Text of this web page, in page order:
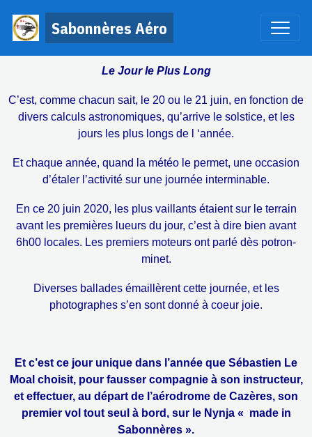
Sabonnères Aéro
Le Jour le Plus Long
C’est, comme chacun sait, le 20 ou le 21 juin, en fonction de
divers calculs astronomiques, qu’arrive le solstice, et les
jours les plus longs de l ‘année.
Et chaque année, quand la météo le permet, une occasion
d’étaler l’activité sur une journée interminable.
En ce 20 juin 2020, les plus vaillants étaient sur le terrain
avant les premières lueurs du jour, c’est à dire bien avant
6h00 locales. Les premiers moteurs ont parlé dès potron-
minet.
Diverses ballades émaillèrent cette journée, et les
photographes s’en sont donné à coeur joie.
Et c’est ce jour unique dans l’année que Sébastien Le
Moal choisit, pour fausser compagnie à son instructeur,
et effectuer, au départ de l’aérodrome de Cazères, son
premier vol tout seul à bord, sur le Nynja « made in
Sabonnères ».